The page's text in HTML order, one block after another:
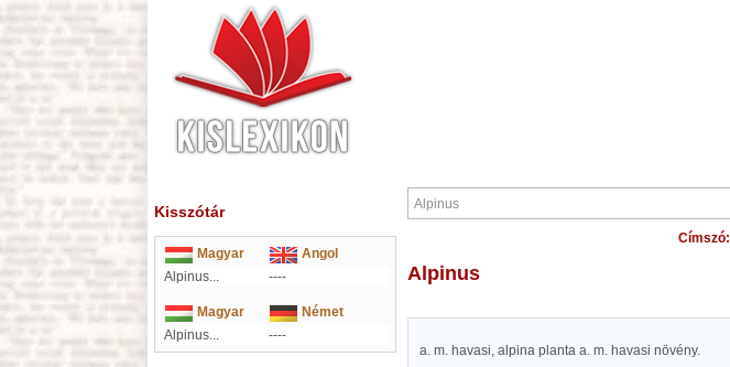
Kisszótár
Magyar
Angol
Alpinus...
----
Magyar
Német
Alpinus...
----
Címszó:
Alpinus
a. m. havasi, alpina planta a. m. havasi növény.